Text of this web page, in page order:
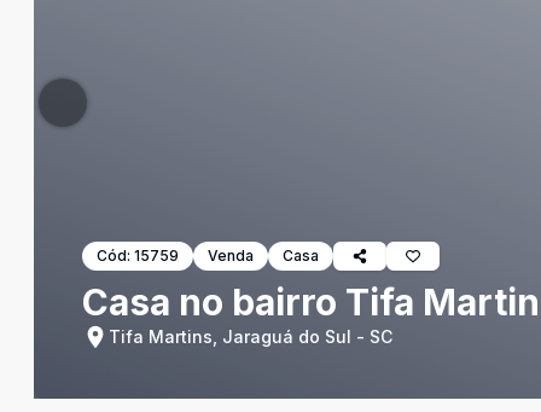
Cód: 15759 Venda Casa
Casa no bairro Tifa
Tifa Martins, Jaraguá do Sul - SC